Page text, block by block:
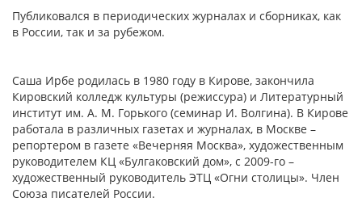
Публиковался в периодических журналах и сборниках, как
в России, так и за рубежом.
Саша Ирбе родилась в 1980 году в Кирове, закончила
Кировский колледж культуры (режиссура) и Литературный
институт им. А. М. Горького (семинар И. Волгина). В Кирове
работала в различных газетах и журналах, в Москве –
репортером в газете «Вечерняя Москва», художественным
руководителем КЦ «Булгаковский дом», с 2009-го –
художественный руководитель ЭТЦ «Огни столицы». Член
Союза писателей России.